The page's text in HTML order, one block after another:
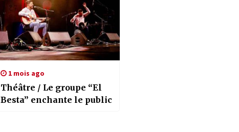
1 mois ago
Théâtre / Le groupe “El
Besta” enchante le public